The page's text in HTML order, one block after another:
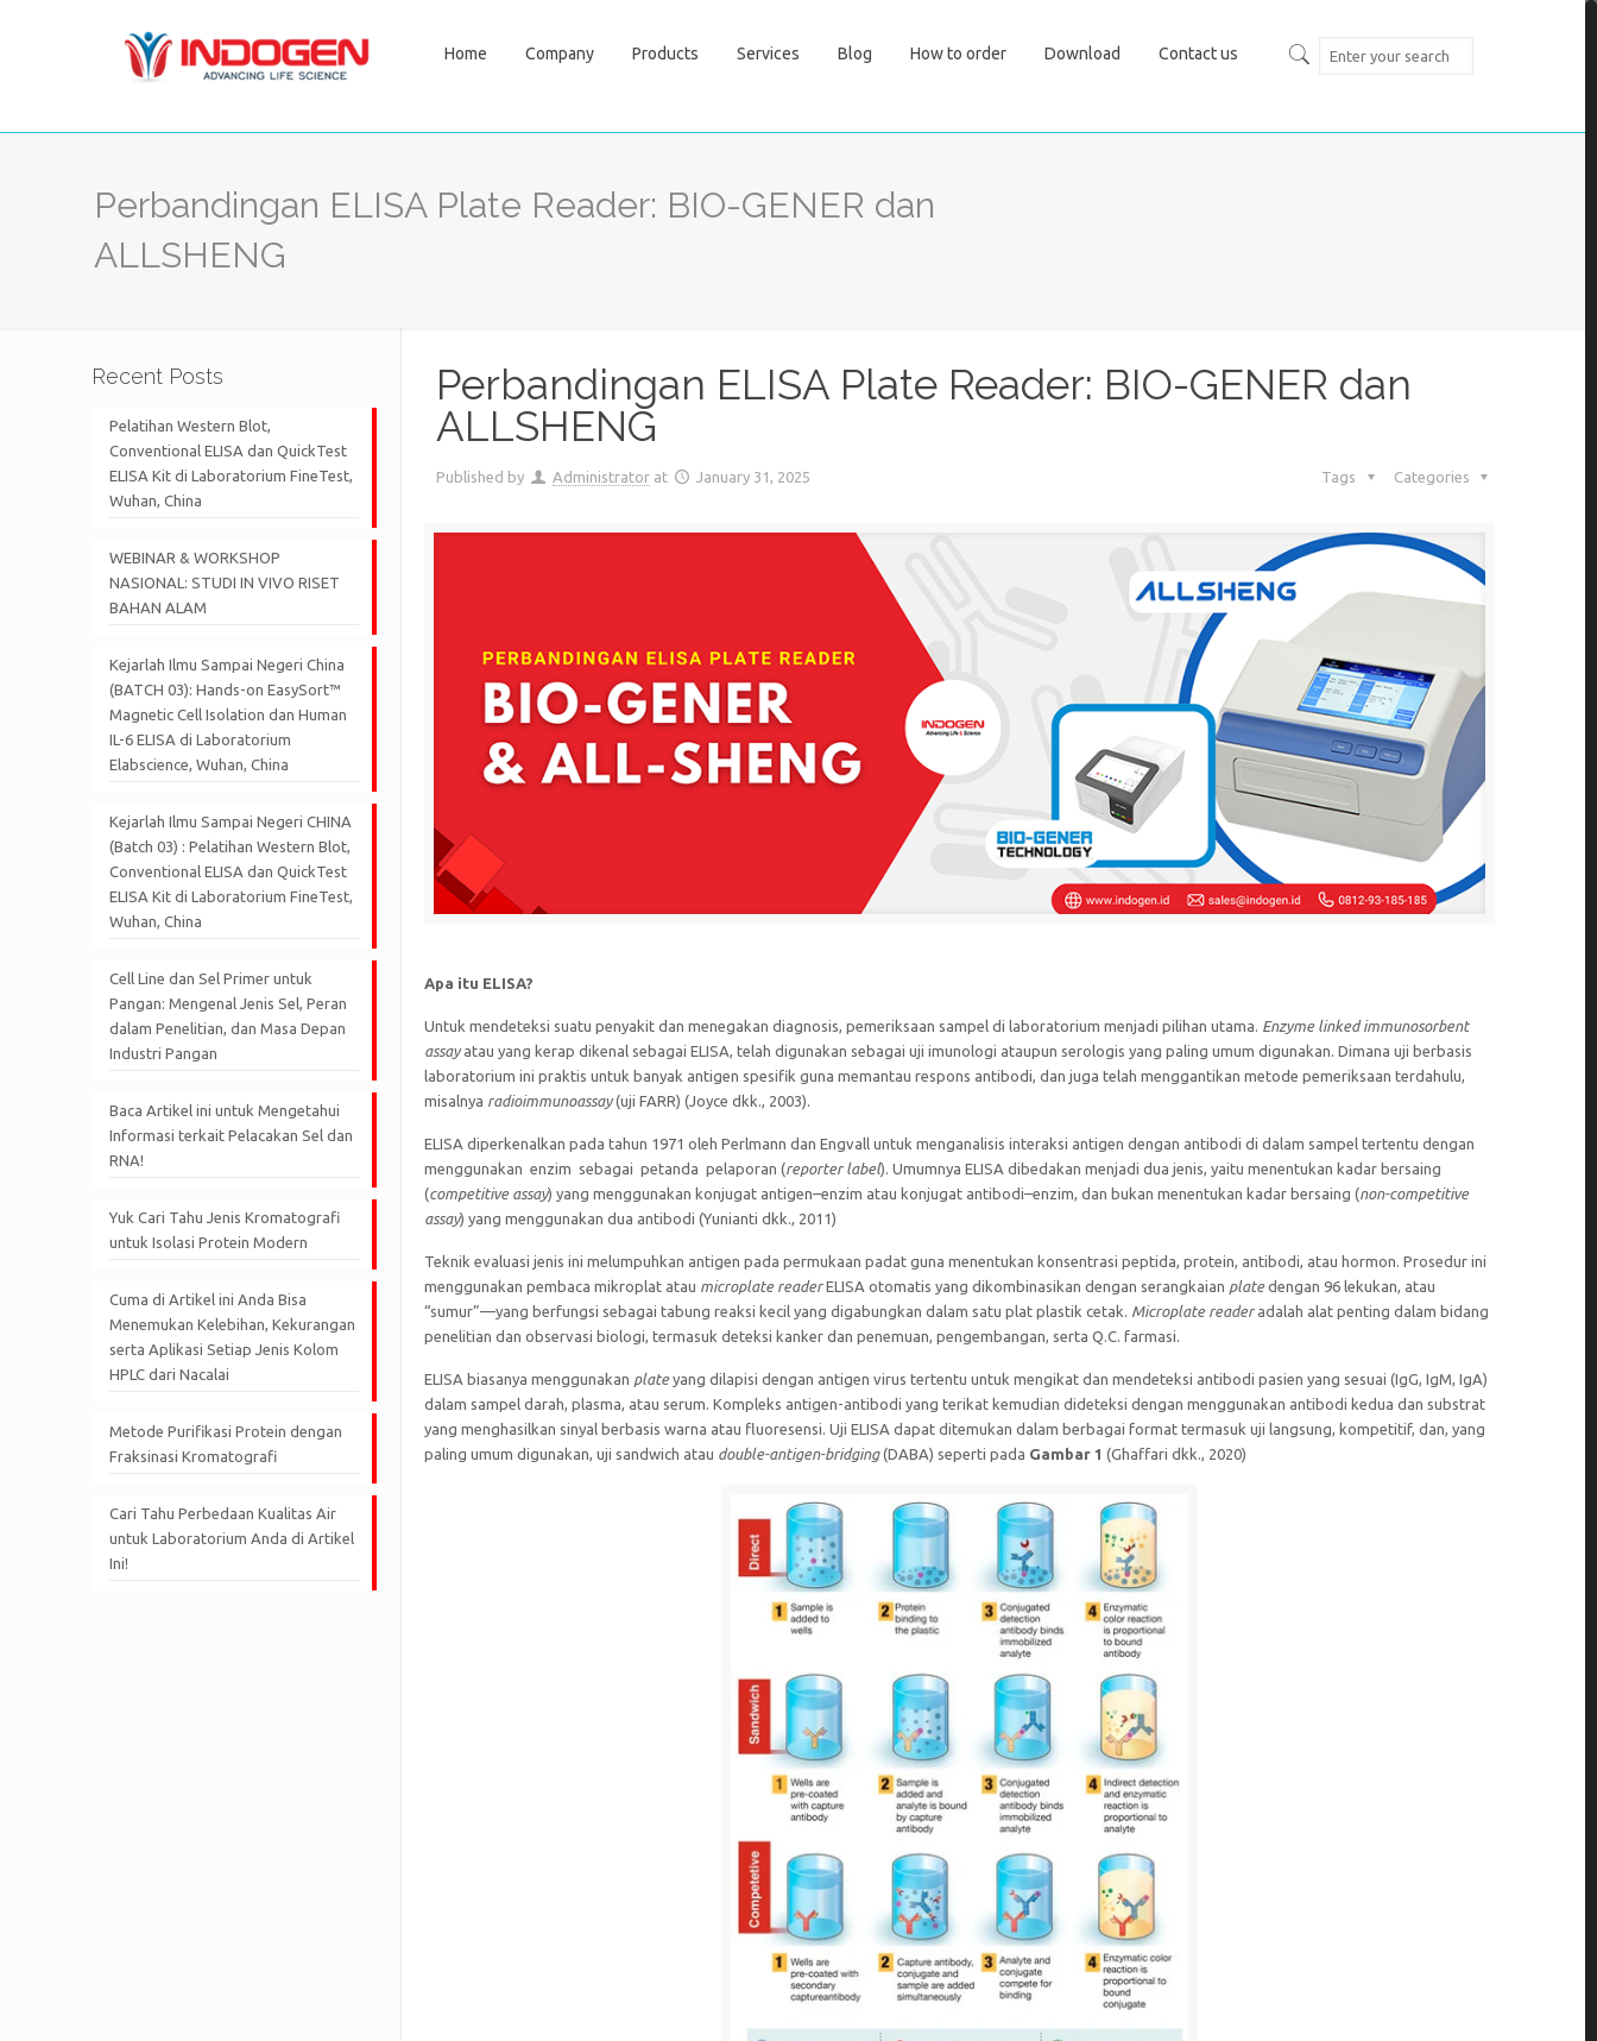
Home Company Products Services Blog How to order Download Contact us
Perbandingan ELISA Plate Reader: BIO-GENER dan
ALLSHENG
Perbandingan ELISA Plate Reader: BIO-GENER dan
ALLSHENG
Published by Administrator at January 31, 2025 Categories
Tags
Apa itu ELISA?
Untuk mendeteksi suatu penyakit dan menegakan diagnosis, pemeriksaan sampel di laboratorium menjadi pilihan utama. Enzyme linked immunosorbent
assayatau yang kerap dikenal sebagai ELISA, telah digunakan sebagai uji imunologi ataupun serologis yang paling umum digunakan. Dimana uji berbasis
laboratorium ini praktis untuk banyak antigen spesifik guna memantau respons antibodi, dan juga telah menggantikan metode pemeriksaan terdahulu,
misalnya radioimmunoassay(uji FARR) (Joyce dkk., 2003).
ELISA diperkenalkan pada tahun 1971 oleh Perlmann dan Engvall untuk menganalisis interaksi antigen dengan antibodi di dalam sampel tertentu dengan
menggunakan enzim sebagai petanda pelaporan (reporter label). Umumnya ELISA dibedakan menjadi dua jenis, yaitu menentukan kadar bersaing
(competitive assay) yang menggunakan konjugat antigen–enzim atau konjugat antibodi–enzim, dan bukan menentukan kadar bersaing (non-competitive
assay) yang menggunakan dua antibodi (Yunianti dkk., 2011)
Teknik evaluasi jenis ini melumpuhkan antigen pada permukaan padat guna menentukan konsentrasi peptida, protein, antibodi, atau hormon. Prosedur ini
menggunakan pembaca mikroplat atau microplate readerELISA otomatis yang dikombinasikan dengan serangkaian platedengan 96 lekukan, atau
“sumur”—yang berfungsi sebagai tabung reaksi kecil yang digabungkan dalam satu plat plastik cetak. Microplate readeradalah alat penting dalam bidang
penelitian dan observasi biologi, termasuk deteksi kanker dan penemuan, pengembangan, serta Q.C. farmasi.
ELISA biasanya menggunakan plateyang dilapisi dengan antigen virus tertentu untuk mengikat dan mendeteksi antibodi pasien yang sesuai (IgG, IgM, IgA)
dalam sampel darah, plasma, atau serum. Kompleks antigen-antibodi yang terikat kemudian dideteksi dengan menggunakan antibodi kedua dan substrat
yang menghasilkan sinyal berbasis warna atau fluoresensi. Uji ELISA dapat ditemukan dalam berbagai format termasuk uji langsung, kompetitif, dan, yang
paling umum digunakan, uji sandwich atau double-antigen-bridging(DABA) seperti pada Gambar 1 (Ghaffari dkk., 2020)
Recent Posts
Pelatihan Western Blot,
Conventional ELISA dan QuickTest
ELISA Kit di Laboratorium FineTest,
Wuhan, China
WEBINAR & WORKSHOP
NASIONAL: STUDI IN VIVO RISET
BAHAN ALAM
Kejarlah Ilmu Sampai Negeri China
(BATCH 03): Hands-on EasySort™
Magnetic Cell Isolation dan Human
IL-6 ELISA di Laboratorium
Elabscience, Wuhan, China
Kejarlah Ilmu Sampai Negeri CHINA
(Batch 03) : Pelatihan Western Blot,
Conventional ELISA dan QuickTest
ELISA Kit di Laboratorium FineTest,
Wuhan, China
Cell Line dan Sel Primer untuk
Pangan: Mengenal Jenis Sel, Peran
dalam Penelitian, dan Masa Depan
Industri Pangan
Baca Artikel ini untuk Mengetahui
Informasi terkait Pelacakan Sel dan
RNA!
Yuk Cari Tahu Jenis Kromatografi
untuk Isolasi Protein Modern
Cuma di Artikel ini Anda Bisa
Menemukan Kelebihan, Kekurangan
serta Aplikasi Setiap Jenis Kolom
HPLC dari Nacalai
Metode Purifikasi Protein dengan
Fraksinasi Kromatografi
Cari Tahu Perbedaan Kualitas Air
untuk Laboratorium Anda di Artikel
Ini!